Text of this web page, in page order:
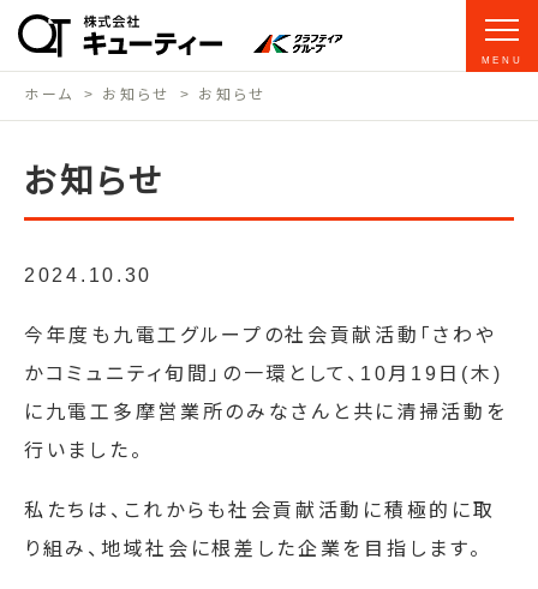
MENU
ホーム お知らせ お知らせ
お知らせ
2024.10.30
今年度も九電工グループの社会貢献活動「さわや
かコミュニティ旬間」の一環として、10月19日(木)
に九電工多摩営業所のみなさんと共に清掃活動を
行いました。
私たちは、これからも社会貢献活動に積極的に取
り組み、地域社会に根差した企業を目指します。